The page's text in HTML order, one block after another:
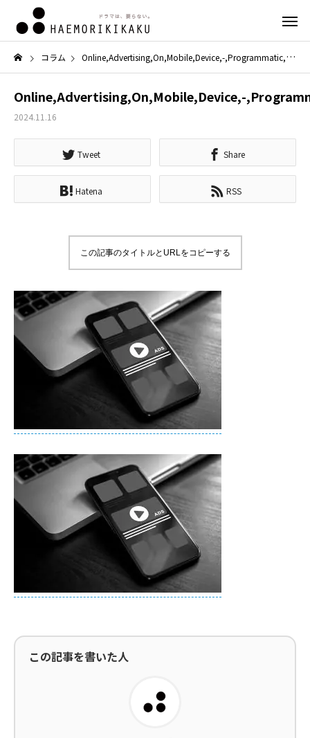
コラム Online,Advertising,On,Mobile,Device,-,Programmatic,Advertising,Cross,Targeting.
Online,Advertising,On,Mobile,Device,-
2024.11.16
Tweet Share
Hatena RSS
この記事のタイトルとURLをコピーする
この記事を書いた人